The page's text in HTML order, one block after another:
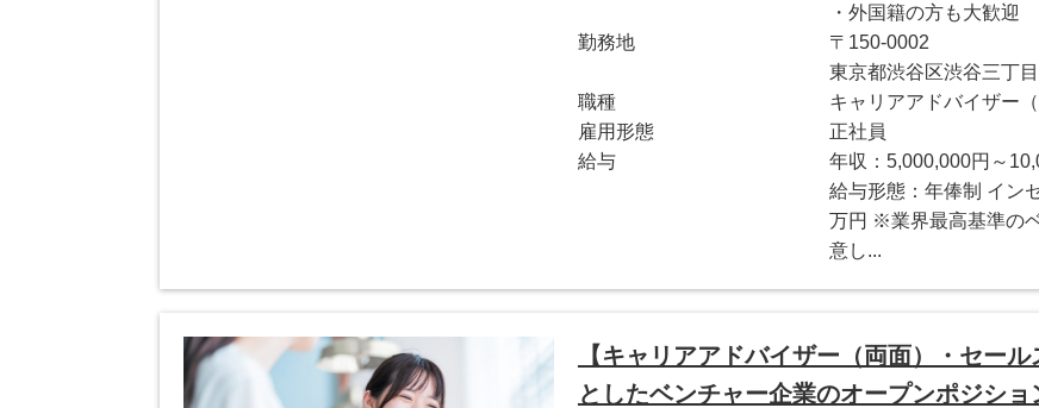
・外国籍の方も大歓迎
勤務地
〒150-0002
東京都渋谷区渋谷三丁
職種
キャリアアドバイザー（
雇用形態
正社員
給与
年収：5,000,000円～
給与形態：年俸制 イン
万円 ※業界最高基準の
意し...
【キャリアアドバイザー（両面）・セー
としたベンチャー企業のオープンポジショ